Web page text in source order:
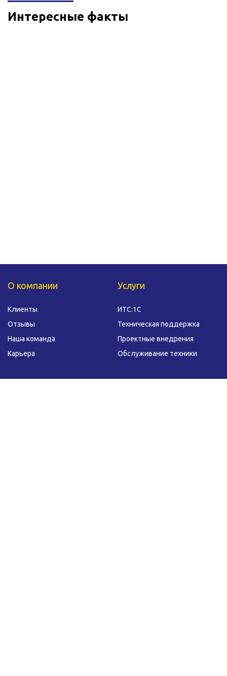
Интересные факты
О компании
Клиенты
Отзывы
Наша команда
Карьера
Услуги
ИТС:1С
Техническая поддержка
Проектные внедрения
Обслуживание техники